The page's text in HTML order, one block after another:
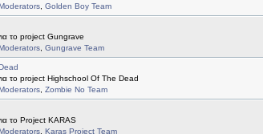
, Golden Boy Team
το project Gungrave
, Gungrave Team
το project Highschool Of The Dead
, Zombie No Team
το Project KARAS
, Karas Project Team